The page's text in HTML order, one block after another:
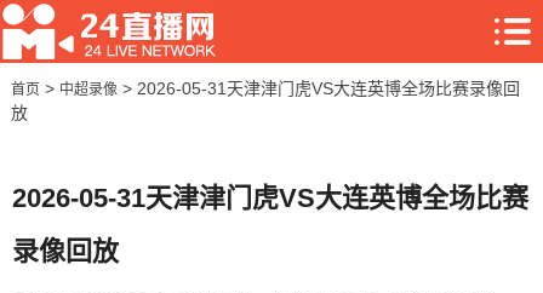
首页> 中超录像 > 2026-05-31天津津门虎VS大连英博全场比赛录像回
放
2026-05-31天津津门虎VS大连英博全场比赛
录像回放